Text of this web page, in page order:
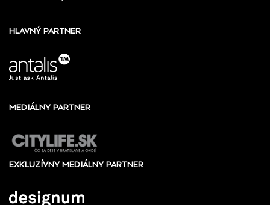
HLAVNÝ PARTNER
MEDIÁLNY PARTNER
EXKLUZÍVNY MEDIÁLNY PARTNER